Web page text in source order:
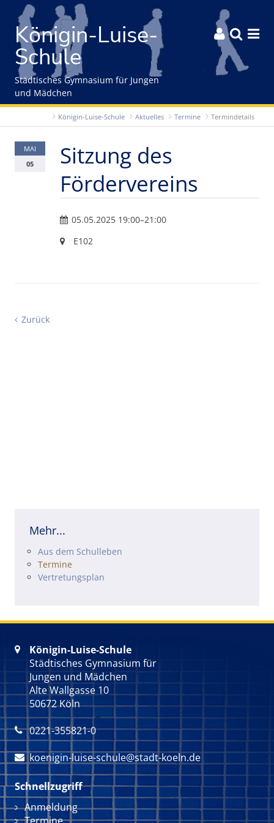
Gleich zum Inhalt der Seite springen
Königin-Luise-
Schule
  
Städtisches Gymnasium für Jungen
und Mädchen
Königin-Luise-Schule Aktuelles Termine Termindetails
MAI
05
Sitzung des
Fördervereins
05.05.2025 19:00–21:00
E102
Zurück
Mehr...
Navigation überspringen
Aus dem Schulleben
Termine
Vertretungsplan

Königin-Luise-Schule
Städtisches Gymnasium für
Jungen und Mädchen
Alte Wallgasse 10
50672 Köln
 0221-355821-0
 koenigin-luise-schule@stadt-koeln.de
Schnellzugriff
Navigation überspringen
Anmeldung